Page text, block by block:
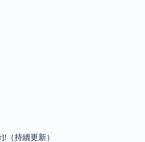
（持續更新）